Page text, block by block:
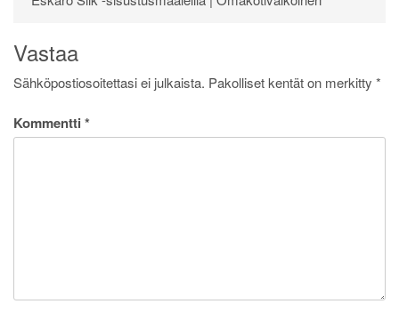
Vastaa
Sähköpostiosoitettasi ei julkaista. Pakolliset kentät on merkitty *
Kommentti *